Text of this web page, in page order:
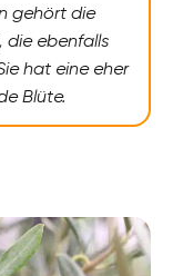
gehört die
die ebenfalls
hat eine eher
Blüte.